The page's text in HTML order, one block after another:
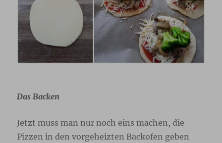
Das Backen
Jetzt muss man nur noch eins machen, die
Pizzen in den vorgeheizten Backofen geben